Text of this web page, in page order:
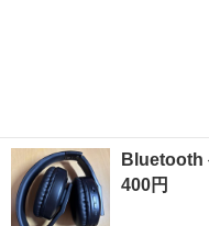
Bluetooth
400円